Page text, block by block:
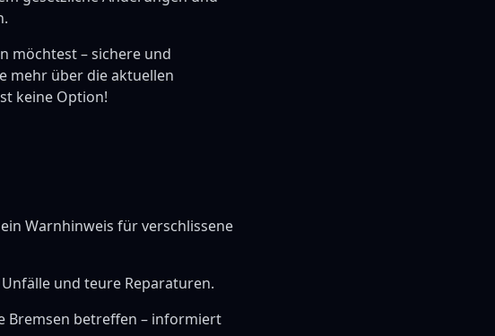
möchtest – sichere und
mehr über die aktuellen
keine Option!
Warnhinweis für verschlissene
und teure Reparaturen.
Bremsen betreffen – informiert